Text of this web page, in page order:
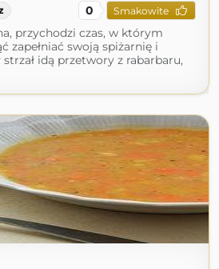
0 Smakowite
przychodzi czas, w którym
zapełniać swoją spiżarnię i
idą przetwory z rabarbaru,